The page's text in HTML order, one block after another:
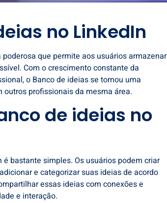
no LinkedIn
que permite aos usuários armazenar
Com o crescimento constante da
o Banco de ideias se tornou uma
profissionais da mesma área.
de ideias no
bastante simples. Os usuários podem criar
e categorizar suas ideias de acordo
essas ideias com conexões e
e interação.